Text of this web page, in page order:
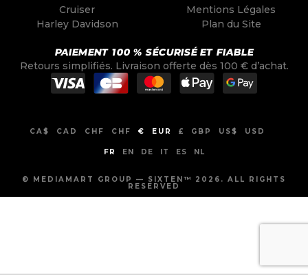
Cruiser
Harley Davidson
Mentions Légales
Plan du Site
PAIEMENT 100 % SÉCURISÉ ET FIABLE
Retours simplifiés. Livraison offerte dès 100 € d’achat.
© MEDIAMART GROUP — SIXTEN™ 2026. ALL RIGHTS
RESERVED
CA$ CAD CHF CHF € EUR £ GBP US$ USD
FR EN DE IT ES NL